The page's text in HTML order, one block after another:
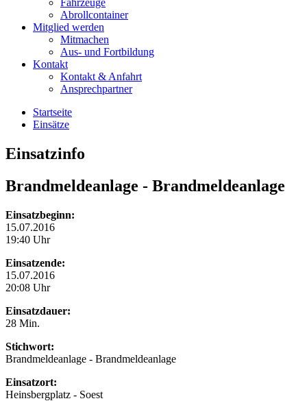
Fahrzeuge
Abrollcontainer
Mitglied werden
Mitmachen
Aus- und Fortbildung
Kontakt
Kontakt & Anfahrt
Ansprechpartner
Startseite
Einsätze
Einsatzinfo
Brandmeldeanlage - Brandmeldeanlage
Einsatzbeginn:
15.07.2016
19:40 Uhr
Einsatzende:
15.07.2016
20:08 Uhr
Einsatzdauer:
28 Min.
Stichwort:
Brandmeldeanlage - Brandmeldeanlage
Einsatzort:
Heinsbergplatz - Soest